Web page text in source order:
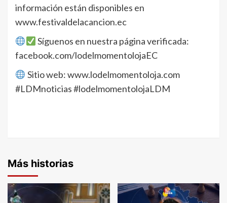
información están disponibles en
www.festivaldelacancion.ec
Síguenos en nuestra página verificada:
facebook.com/lodelmomentolojaEC
Sitio web: www.lodelmomentoloja.com
#LDMnoticias #lodelmomentolojaLDM
Más historias